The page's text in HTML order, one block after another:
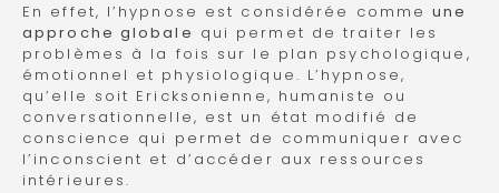
En effet, l’hypnose est considérée commeune
approche globale qui permet de traiter les
problèmes à la fois sur le plan psychologique,
émotionnel et physiologique. L’hypnose,
qu’elle soit Ericksonienne, humaniste ou
conversationnelle, est un état modifié de
conscience qui permet de communiquer avec
l’inconscient et d’accéder aux ressources
intérieures.